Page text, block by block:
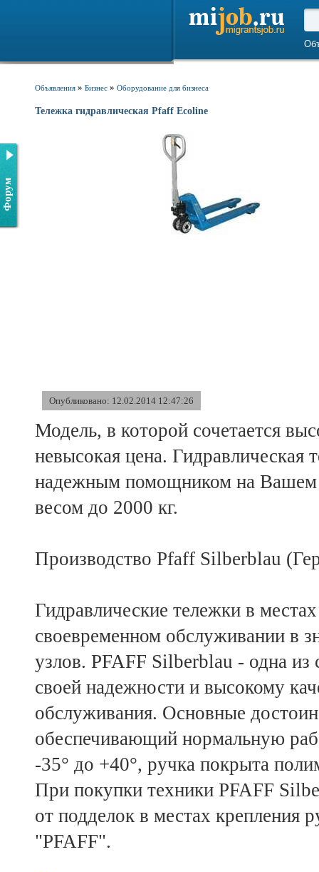
Форум
Объявления » Бизнес » Оборудование для бизнеса
Тележка гидравлическая Pfaff Ecoline
Опубликовано: 12.02.2014 12:47:26
Модель, в которой сочетается
невысокая цена.
надежным помощником на Вашем
весом до 2000 кг.
Производство Pfaff Silberblau
Гидравлические тележки в
своевременном обслуживании в
узлов. PFAFF Silberblau - одна
своей надежности и высокому
обслуживания. Основные
обеспечивающий нормальную
-35° до +40°, ручка покрыта
При покупки техники PFAFF
от подделок в местах крепления
"PFAFF".